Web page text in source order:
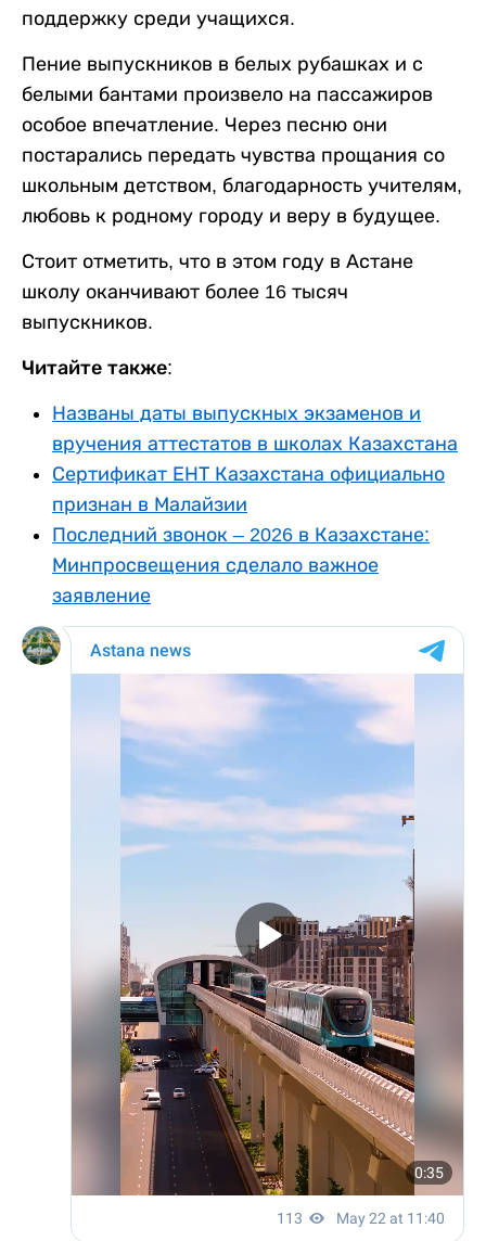
поддержку среди учащихся.
Пение выпускников в белых рубашках и с
белыми бантами произвело на пассажиров
особое впечатление. Через песню они
постарались передать чувства прощания со
школьным детством, благодарность учителям,
любовь к родному городу и веру в будущее.
Стоит отметить, что в этом году в Астане
школу оканчивают более 16 тысяч
выпускников.
Читайте также:
Названы даты выпускных экзаменов и
вручения аттестатов в школах Казахстана
Сертификат ЕНТ Казахстана официально
признан в Малайзии
Последний звонок – 2026 в Казахстане:
Минпросвещения сделало важное
заявление